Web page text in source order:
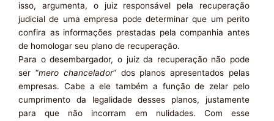
isso, argumenta, o juiz responsável pela recuperação
judicial de uma empresa pode determinar que um perito
confira as informações prestadas pela companhia antes
de homologar seu plano de recuperação.
Para o desembargador, o juiz da recuperação não pode
ser “mero chancelador” dos planos apresentados pelas
empresas. Cabe a ele também a função de zelar pelo
cumprimento da legalidade desses planos, justamente
para que não incorram em nulidades. Com esse